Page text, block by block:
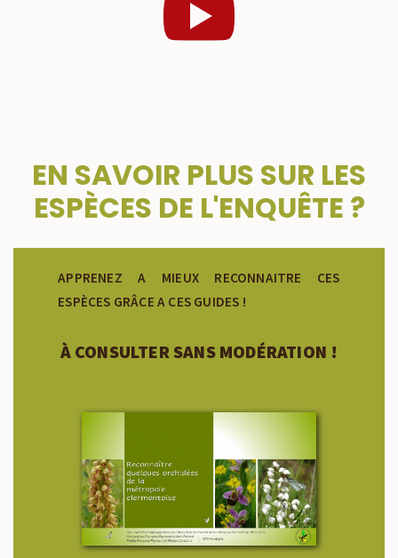
EN SAVOIR PLUS SUR LES
ESPÈCES DE L'ENQUÊTE ?
APPRENEZ A MIEUX RECONNAITRE CES
ESPÈCES GRÂCE A CES GUIDES !
À CONSULTER SANS MODÉRATION !